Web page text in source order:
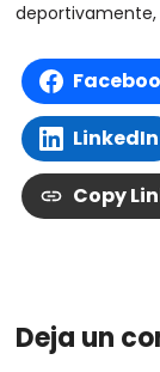
deportivamente,
LinkedIn
Copy
Deja un